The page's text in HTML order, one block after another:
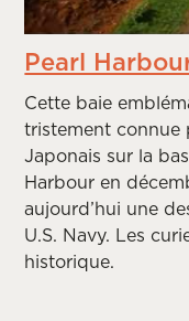
Pearl
Cette baie
tristement connue
Japonais sur la
Harbour en
aujourd’hui une
U.S. Navy. Les
historique.